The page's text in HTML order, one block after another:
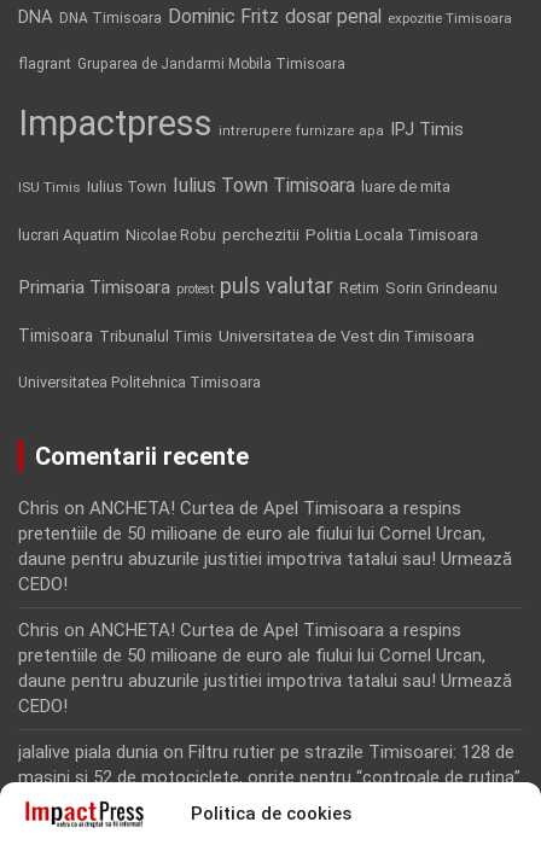
Politica de cookies
DNA DNA Timisoara Dominic Fritz dosar penal expozitie Timisoara
flagrant Gruparea de Jandarmi Mobila Timisoara
Impactpress intrerupere furnizare apa IPJ Timis
ISU Timis Iulius Town Iulius Town Timisoara luare de mita
lucrari Aquatim Nicolae Robu perchezitii Politia Locala Timisoara
Primaria Timisoara protest puls valutar Retim Sorin Grindeanu
Timisoara Tribunalul Timis Universitatea de Vest din Timisoara
Universitatea Politehnica Timisoara
Comentarii recente
Chris on ANCHETA! Curtea de Apel Timisoara a respins
pretentiile de 50 milioane de euro ale fiului lui Cornel Urcan,
daune pentru abuzurile justitiei impotriva tatalui sau! Urmează
CEDO!
Chris on ANCHETA! Curtea de Apel Timisoara a respins
pretentiile de 50 milioane de euro ale fiului lui Cornel Urcan,
daune pentru abuzurile justitiei impotriva tatalui sau! Urmează
CEDO!
jalalive piala dunia on Filtru rutier pe strazile Timisoarei: 128 de
masini si 52 de motociclete, oprite pentru “controale de rutina”
Rodion Camatoritul on Inca un martor din dosarul fraudei cu